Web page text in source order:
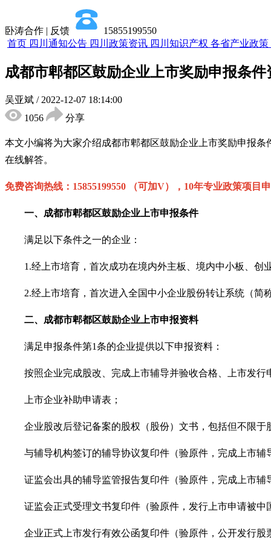
卧涛合作 | 反馈
15855199550
首页 四川通知公告 四川政策资讯 四川知识产权 各省产业政策
成都市郫都区鼓励企业上市奖励申报条
吴亚斌 / 2022-12-07 18:14:00
1056
分享
本文小编将为大家介绍成都市郫都区鼓励企业上市奖励申报条
在线解答。
免费咨询热线： 15855199550 （可加V），10年专业政策项目
一、 成都市郫都区鼓励企业上市申报条件
满足以下条件之一的企业：
1.经上市培育，首次成功在境内外主板、境内中小板、创
2.经上市培育，首次进入全国中小企业股份转让系统（简
二、 成都市郫都区鼓励企业上市申报资料
满足申报条件第1条的企业提供以下申报资料：
按照企业完成股改、完成上市辅导并验收合格、上市发行
上市企业补助申请表；
企业股改后登记备案的股权（股份）文书，包括但不限于
与辅导机构签订的辅导协议复印件（验原件，完成上市辅
证监会出具的辅导监管报告复印件（验原件，完成上市辅
证监会正式受理文书复印件（验原件，发行上市申请被中
企业正式上市发行有效公函复印件（验原件，公开发行股